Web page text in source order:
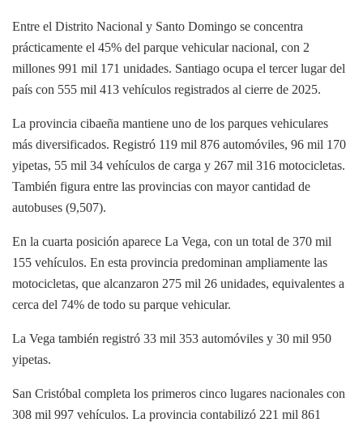
Entre el Distrito Nacional y Santo Domingo se concentra
prácticamente el 45% del parque vehicular nacional, con 2
millones 991 mil 171 unidades. Santiago ocupa el tercer lugar del
país con 555 mil 413 vehículos registrados al cierre de 2025.
La provincia cibaeña mantiene uno de los parques vehiculares
más diversificados. Registró 119 mil 876 automóviles, 96 mil 170
yipetas, 55 mil 34 vehículos de carga y 267 mil 316 motocicletas.
También figura entre las provincias con mayor cantidad de
autobuses (9,507).
En la cuarta posición aparece La Vega, con un total de 370 mil
155 vehículos. En esta provincia predominan ampliamente las
motocicletas, que alcanzaron 275 mil 26 unidades, equivalentes a
cerca del 74% de todo su parque vehicular.
La Vega también registró 33 mil 353 automóviles y 30 mil 950
yipetas.
San Cristóbal completa los primeros cinco lugares nacionales con
308 mil 997 vehículos. La provincia contabilizó 221 mil 861